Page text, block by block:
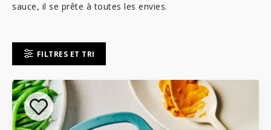
sauce, il se prête à toutes les envies.
FILTRES ET TRI